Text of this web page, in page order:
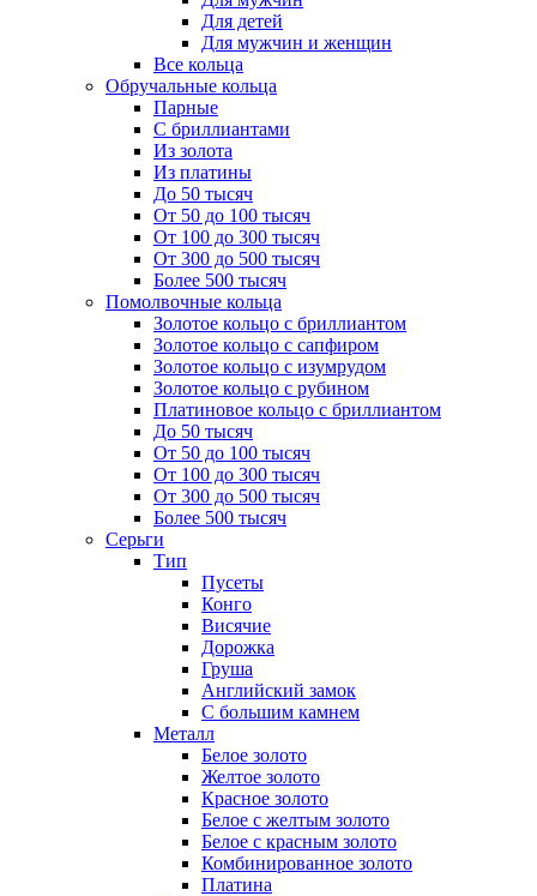
Для детей
Для мужчин и женщин
Все кольца
Обручальные кольца
Парные
С бриллиантами
Из золота
Из платины
До 50 тысяч
От 50 до 100 тысяч
От 100 до 300 тысяч
От 300 до 500 тысяч
Более 500 тысяч
Помолвочные кольца
Золотое кольцо с бриллиантом
Золотое кольцо с сапфиром
Золотое кольцо с изумрудом
Золотое кольцо с рубином
Платиновое кольцо с бриллиантом
До 50 тысяч
От 50 до 100 тысяч
От 100 до 300 тысяч
От 300 до 500 тысяч
Более 500 тысяч
Серьги
Тип
Пусеты
Конго
Висячие
Дорожка
Груша
Английский замок
С большим камнем
Металл
Белое золото
Желтое золото
Красное золото
Белое с желтым золото
Белое с красным золото
Комбинированное золото
Платина